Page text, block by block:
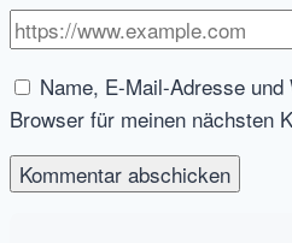
Name, E-Mail-Adresse
Browser für meinen nächsten